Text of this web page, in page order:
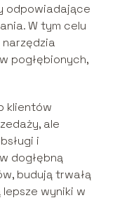
odpowiadające
W tym celu
pogłębionych,
klientów
ale
i
dogłębną
budują trwałą
wyniki w